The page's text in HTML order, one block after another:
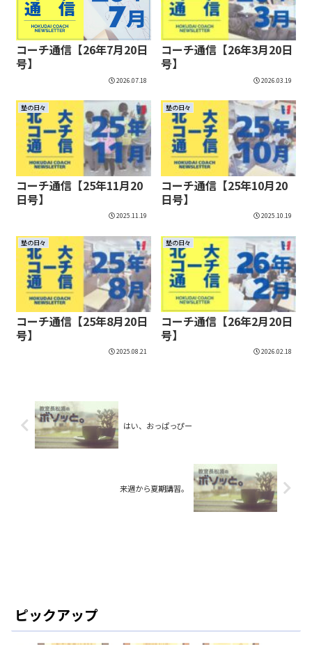
コーチ通信【26年7月20日
号】
2026.07.18
コーチ通信【26年3月20日
号】
2026.03.19
塾の日々
コーチ通信【25年11月20
日号】
2025.11.19
塾の日々
コーチ通信【25年10月20
日号】
2025.10.19
塾の日々
コーチ通信【25年8月20日
号】
2025.08.21
塾の日々
コーチ通信【26年2月20日
号】
2026.02.18
はい、おっぱっぴー
来週から夏期講習。
ピックアップ